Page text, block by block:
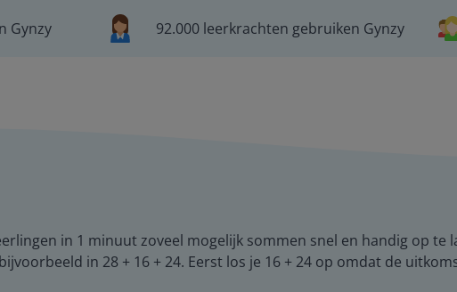
Gynzy 92.000 leerkrachten gebruiken Gynzy
in 1 minuut zoveel mogelijk sommen snel en handig op te
in 28 + 16 + 24. Eerst los je 16 + 24 op omdat de